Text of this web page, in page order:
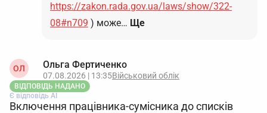
Сформуйте витяги зі Списків щодо
працівників, які стоять там на обліку, у двох
Підготуйте супровідний лист із посиланням
нап. 46 Порядку №1487та переліком
додатків.
https://zakon.rada.gov.ua/laws/show/322-
08#n709 ) може… Ще
ОЛ Ольга Фертиченко
07.08.2026 | 13:35Військовий облік
ВІДПОВІДЬ НАДАНО
Є відповідь АІ
Включення працівника-сумісника до списків